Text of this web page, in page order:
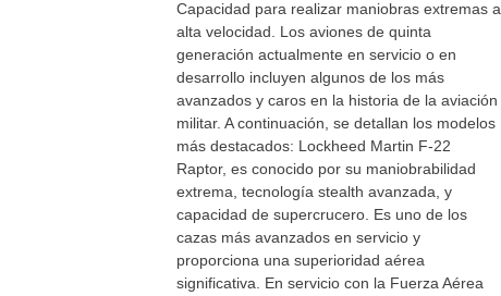
Capacidad para realizar maniobras extremas a
alta velocidad. Los aviones de quinta
generación actualmente en servicio o en
desarrollo incluyen algunos de los más
avanzados y caros en la historia de la aviación
militar. A continuación, se detallan los modelos
más destacados: Lockheed Martin F-22
Raptor, es conocido por su maniobrabilidad
extrema, tecnología stealth avanzada, y
capacidad de supercrucero. Es uno de los
cazas más avanzados en servicio y
proporciona una superioridad aérea
significativa. En servicio con la Fuerza Aérea